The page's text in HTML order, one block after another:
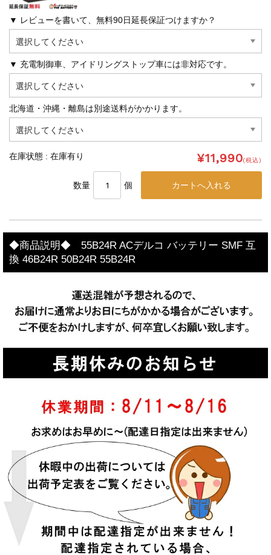
▼ レビューを書いて、無料90日延長保証つけますか？
▼ 充電制御車、アイドリングストップ車には非対応です。
北海道・沖縄・離島は別途送料がかかります。
在庫状態 : 在庫有り ¥11,990(税込)
数量 個
◆商品説明◆ 55B24R ACデルコ バッテリー SMF 互
換 46B24R 50B24R 55B24R